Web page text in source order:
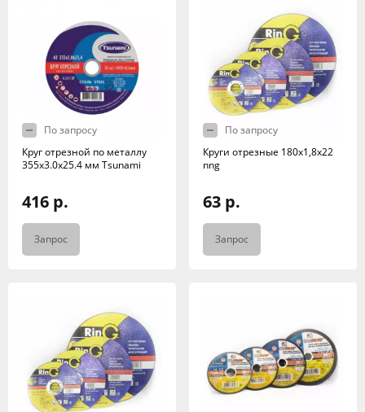
По запросу
Круг отрезной по металлу
355x3.0x25.4 мм Tsunami
416 р.
Запрос
По запросу
Круги отрезные 180х1,8х22
nng
63 р.
Запрос